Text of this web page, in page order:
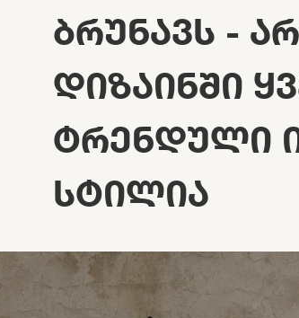
ᲑᲠᲣᲜᲐᲕᲡ -
ᲓᲘᲖᲐᲘᲜᲨᲘ
ᲢᲠᲔᲜᲓᲣᲚᲘ
ᲡᲢᲘᲚᲘᲐ